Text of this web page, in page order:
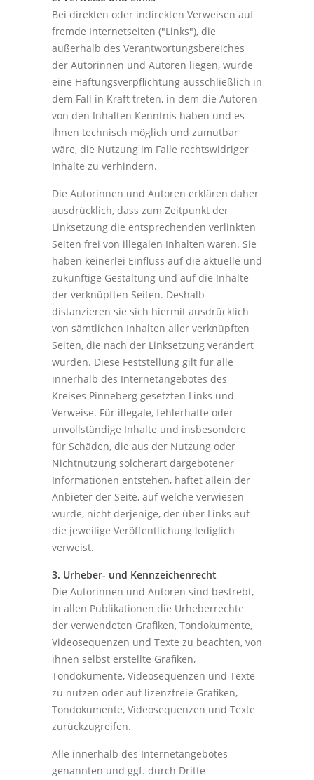
Bei direkten oder indirekten Verweisen auf
fremde Internetseiten ("Links"), die
außerhalb des Verantwortungsbereiches
der Autorinnen und Autoren liegen, würde
eine Haftungsverpflichtung ausschließlich in
dem Fall in Kraft treten, in dem die Autoren
von den Inhalten Kenntnis haben und es
ihnen technisch möglich und zumutbar
wäre, die Nutzung im Falle rechtswidriger
Inhalte zu verhindern.
Die Autorinnen und Autoren erklären daher
ausdrücklich, dass zum Zeitpunkt der
Linksetzung die entsprechenden verlinkten
Seiten frei von illegalen Inhalten waren. Sie
haben keinerlei Einfluss auf die aktuelle und
zukünftige Gestaltung und auf die Inhalte
der verknüpften Seiten. Deshalb
distanzieren sie sich hiermit ausdrücklich
von sämtlichen Inhalten aller verknüpften
Seiten, die nach der Linksetzung verändert
wurden. Diese Feststellung gilt für alle
innerhalb des Internetangebotes des
Kreises Pinneberg gesetzten Links und
Verweise. Für illegale, fehlerhafte oder
unvollständige Inhalte und insbesondere
für Schäden, die aus der Nutzung oder
Nichtnutzung solcherart dargebotener
Informationen entstehen, haftet allein der
Anbieter der Seite, auf welche verwiesen
wurde, nicht derjenige, der über Links auf
die jeweilige Veröffentlichung lediglich
verweist.
3. Urheber- und Kennzeichenrecht
Die Autorinnen und Autoren sind bestrebt,
in allen Publikationen die Urheberrechte
der verwendeten Grafiken, Tondokumente,
Videosequenzen und Texte zu beachten, von
ihnen selbst erstellte Grafiken,
Tondokumente, Videosequenzen und Texte
zu nutzen oder auf lizenzfreie Grafiken,
Tondokumente, Videosequenzen und Texte
zurückzugreifen.
Alle innerhalb des Internetangebotes
genannten und ggf. durch Dritte